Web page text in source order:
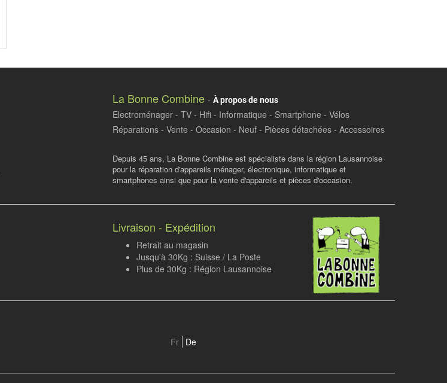
La Bonne Combine - À propos de nous
Electroménager - TV - Hifi - Informatique - Smartphone - Vélos
Réparations - Vente - Occasion - Neuf - Pièces détachées - Accessoires
Depuis 45 ans, La Bonne Combine est spécialiste dans la région Lausannoise
pour la réparation d'appareils ménager, électronique, informatique et
smartphones ainsi que pour la vente d'appareils et pièces d'occasion.
Livraison - Expédition
Retrait au magasin
Jusqu'à 30Kg : Suisse / La Poste
Plus de 30Kg : Région Lausannoise
Fr De